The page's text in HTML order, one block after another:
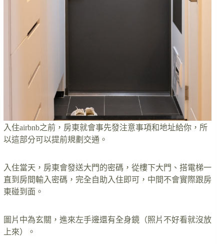
入住airbnb之前，房東就會事先發注意事項和地址給你，所
以這部分可以提前規劃交通。
入住當天，房東會發送大門的密碼，從樓下大門、搭電梯一
直到房間輸入密碼，完全自助入住即可，中間不會實際跟房
東碰到面。
圖片中為玄關，進來左手邊還有全身鏡（照片不好看就沒放
上來）。